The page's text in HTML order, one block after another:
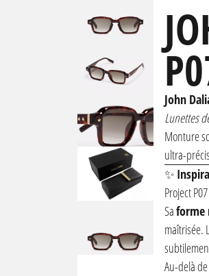
John
Lunettes
Monture
ultra-
✨
Project
Saforme
maîtrisée.
Au-delà